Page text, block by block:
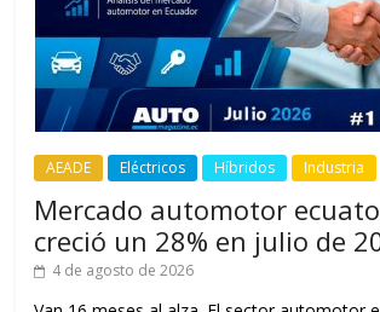
AEADE Eléctricos Híbridos Industria
Mercado automotor
creció un 28% en julio de
4 de agosto de 2026